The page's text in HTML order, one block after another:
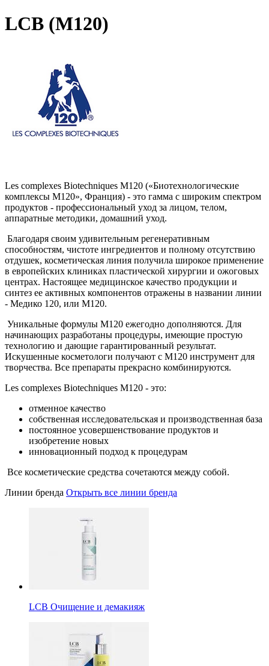
LCB (M120)
Les complexes Biotechniques M120 («Биотехнологические
комплексы М120», Франция) - это гамма с широким спектром
продуктов - профессиональный уход за лицом, телом,
аппаратные методики, домашний уход.
Благодаря своим удивительным регенеративным
способностям, чистоте ингредиентов и полному отсутствию
отдушек, косметическая линия получила широкое применение
в европейских клиниках пластической хирургии и ожоговых
центрах. Настоящее медицинское качество продукции и
синтез ее активных компонентов отражены в названии линии
- Медико 120, или М120.
Уникальные формулы М120 ежегодно дополняются. Для
начинающих разработаны процедуры, имеющие простую
технологию и дающие гарантированный результат.
Искушенные косметологи получают с М120 инструмент для
творчества. Все препараты прекрасно комбинируются.
Les complexes Biotechniques M120 - это:
отменное качество
собственная исследовательская и производственная база
постоянное усовершенствование продуктов и
изобретение новых
инновационный подход к процедурам
Все косметические средства сочетаются между собой.
Линии бренда Открыть все линии бренда
LCB Очищение и демакияж